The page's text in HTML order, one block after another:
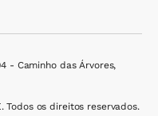
- Caminho das Árvores,
Todos os direitos reservados.